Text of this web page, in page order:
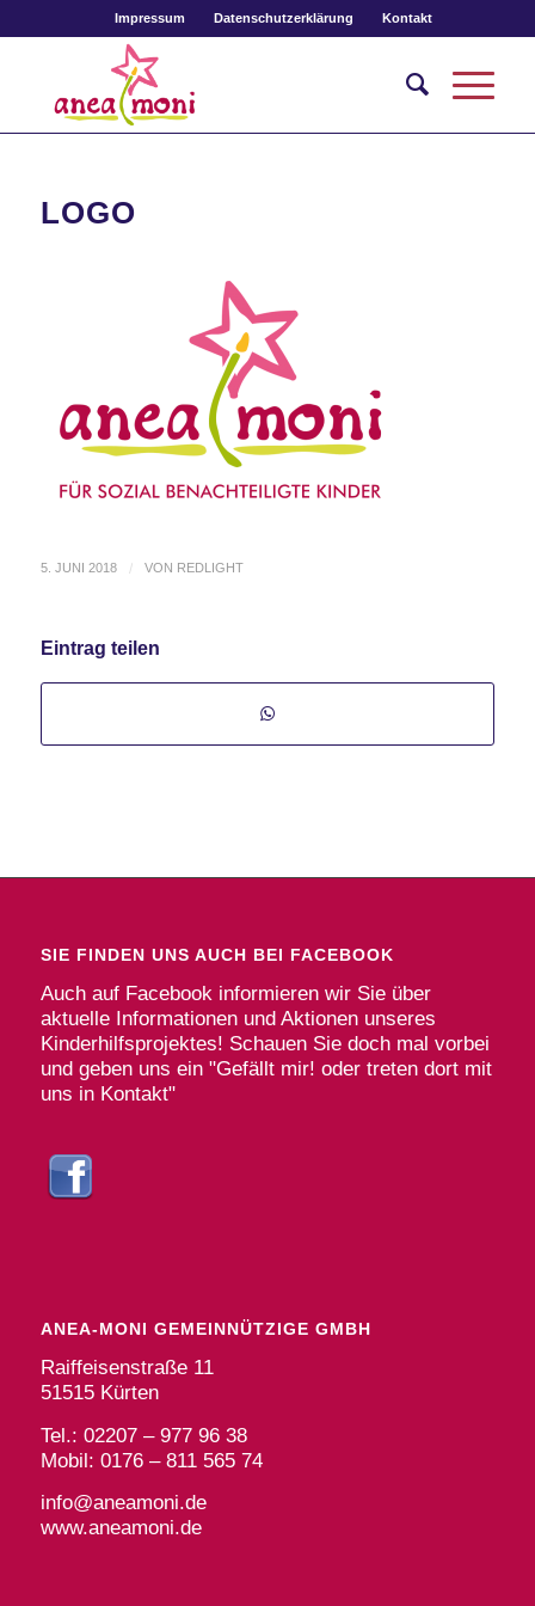
Impressum Datenschutzerklärung Kontakt
LOGO
5. JUNI 2018 / VON REDLIGHT
Eintrag teilen
SIE FINDEN UNS AUCH BEI FACEBOOK
Auch auf Facebook informieren wir Sie über
aktuelle Informationen und Aktionen unseres
Kinderhilfsprojektes! Schauen Sie doch mal vorbei
und geben uns ein "Gefällt mir! oder treten dort mit
uns in Kontakt"
ANEA-MONI GEMEINNÜTZIGE GMBH
Raiffeisenstraße 11
51515 Kürten
Tel.: 02207 – 977 96 38
Mobil: 0176 – 811 565 74
info@aneamoni.de
www.aneamoni.de